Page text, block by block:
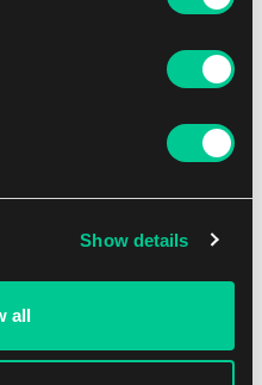
Show details
all